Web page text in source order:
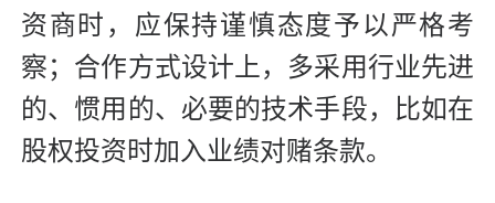
资商时，应保持谨慎态度予以严格考
察；合作方式设计上，多采用行业先进
的、惯用的、必要的技术手段，比如在
股权投资时加入业绩对赌条款。